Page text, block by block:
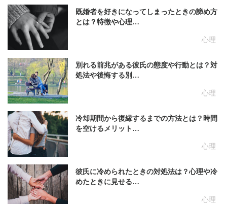
心理
既婚者を好きになってしまったときの諦め方
とは？特徴や心理…
心理
別れる前兆がある彼氏の態度や行動とは？対
処法や後悔する別…
心理
冷却期間から復縁するまでの方法とは？時間
を空けるメリット…
心理
彼氏に冷められたときの対処法は？心理や冷
めたときに見せる…